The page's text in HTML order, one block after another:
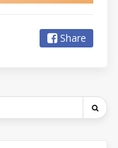
Share